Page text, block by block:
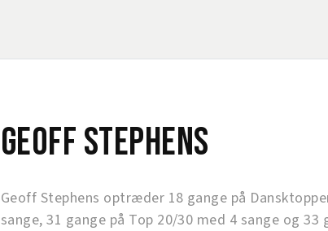
Geoff Stephens
Geoff Stephens optræder 18 gange på
sange, 31 gange på Top 20/30 med 4 sange og 33